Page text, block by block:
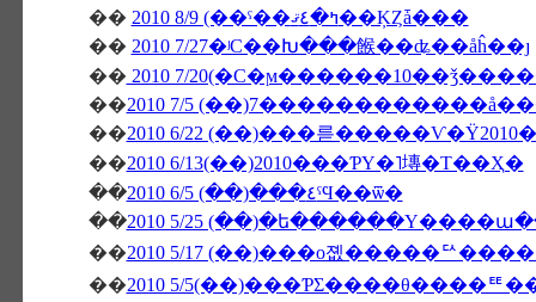
��
2010 8/9 (��ˤ��ߤ�٤ޤ��ĶȤǡ���
�� 2010 7/27�ʲС��Խ���餱��ʥ��åĥ��ȷ
�� 2010 7/
��2010 7/5
��
��2010 6/13(��)2010���ƤΥ�˥塼�Τ��Ҳ�
��
2010 6/5 (��)���٤ˤϤ��ѿ�
��2010 5/25
��2010 5/17 (��)���о졦
��2010 5/